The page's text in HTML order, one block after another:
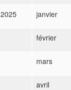
2025 janvier
février
mars
avril